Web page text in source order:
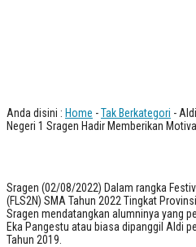
Anda disini : Home -Tak Berkategori -
Negeri 1 Sragen Hadir Memberikan
Sragen (02/08/2022) Dalam rangka
(FLS2N) SMA Tahun 2022 Tingkat
Sragen mendatangkan alumninya yang
Eka Pangestu atau biasa dipanggil Aldi
Tahun 2019.